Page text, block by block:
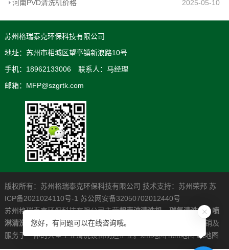
河南PVD清洗机价格
2025-05-10
苏州格瑞泰克环保科技有限公司
地址：苏州市相城区望亭镇新浪路10号
手机：18962133006 联系人：马经理
邮箱：MFP@szgrtk.com
版权所有：苏州格瑞泰克环保科技有限公司 技术支持： 苏州荣邦 苏
ICP备2021024110号-1 苏公网安备32050702012440号
苏州格瑞泰克环保科技有限公司主营超声波清洗机，碳氢清洗机，喷
淋清洗机，是一家专业从事高清洁度问题解决系统的研发制造营销及
服务于一体的大型工业清洗设备制造企业。xml地图 htm地图 txt地图
您好，有问题可以在线咨询哦。